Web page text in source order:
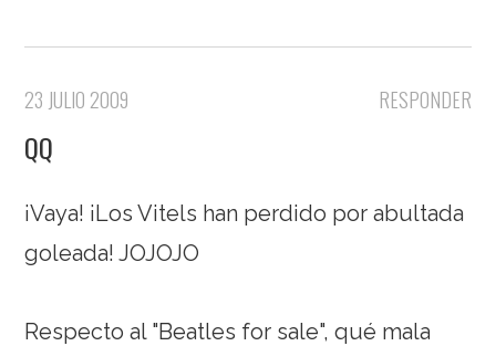
RESPONDER
23 JULIO 2009
QQ
¡Vaya! ¡Los Vitels han perdido por abultada
goleada! JOJOJO
Respecto al "Beatles for sale", qué mala